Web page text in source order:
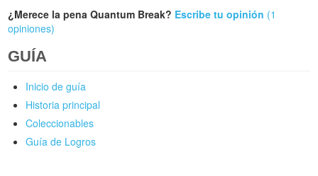
¿Merece la pena Quantum Break? Escribe tu opinión (1
opiniones)
GUÍA
Inicio de guía
Historia principal
Coleccionables
Guía de Logros